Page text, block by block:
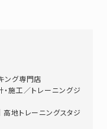
ング専門店
施工／トレーニングジ
高地トレーニングスタジ